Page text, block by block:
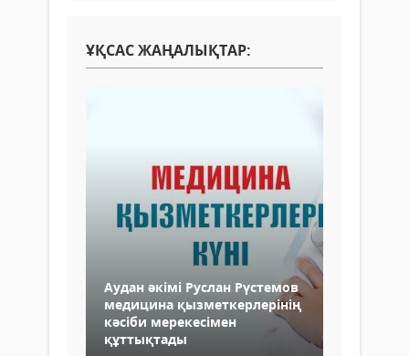
ҰҚСАС ЖАҢАЛЫҚТАР:
Аудан әкімі Руслан Рүстемов
медицина қызметкерлерінің
кәсіби мерекесімен
құттықтады